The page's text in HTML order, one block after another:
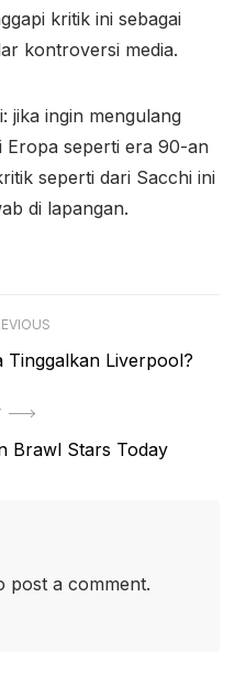
kritik ini sebagai
kontroversi media.
jika ingin mengulang
Eropa seperti era 90-an
seperti dari Sacchi ini
di lapangan.
Tinggalkan Liverpool?
Brawl Stars Today
post a comment.